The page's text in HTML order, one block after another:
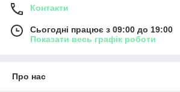
Контакти
Сьогодні працює з 09:00 до 19:00
Показати весь графік роботи
Про нас